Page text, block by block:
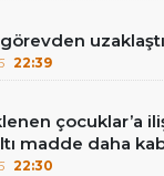
22:39
çocuklar’a
madde daha
22:30